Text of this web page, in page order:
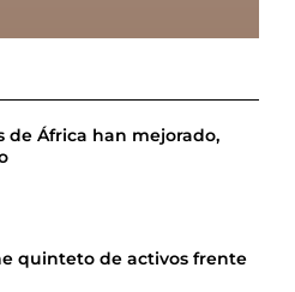
de África han mejorado,
quinteto de activos frente